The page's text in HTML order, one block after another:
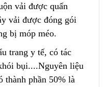
vải được quấn
vải được đóng gói
bị móp méo.
trang y tế, có tác
bụi....Nguyên liệu
thành phần 50% là